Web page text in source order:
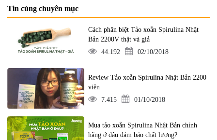
Tin cùng chuyên mục
Cách phân biệt Tảo xoắn Spirulina Nhật
Bản 2200V thật và giả
44.192
02/10/2018
Review Tảo xoắn Spirulina Nhật Bản 2200
viên
7.415
01/10/2018
Mua tảo xoắn Spirulina Nhật Bản chính
hãng ở đâu đảm bảo chất lượng?